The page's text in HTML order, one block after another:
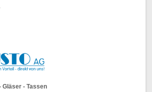
Gläser - Tassen